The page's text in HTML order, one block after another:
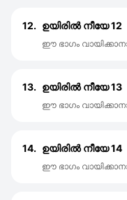
12. ഉയിരിൽ നീയേ 12
ഈ ഭാഗം
13. ഉയിരിൽ നീയേ 13
ഈ ഭാഗം
14. ഉയിരിൽ നീയേ 14
ഈ ഭാഗം